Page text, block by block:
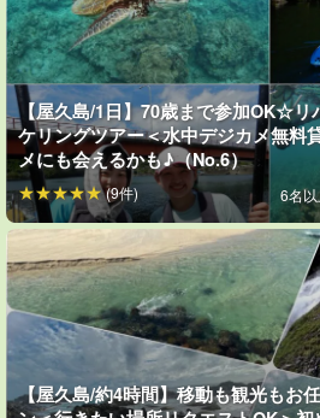
【屋久島/1日】70歳まで参加OK☆リ
ケリングツアー＜水中デジカメ無料
メにも会えるかも♪（No.6）
6名
(9件)
【屋久島/約4時間】移動も観光もお